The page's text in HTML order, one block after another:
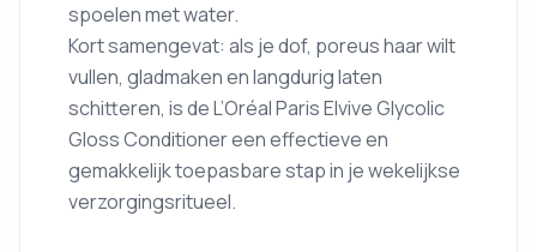
spoelen met water.
Kort samengevat: als je dof, poreus haar wilt
vullen, gladmaken en langdurig laten
schitteren, is de L’Oréal Paris Elvive Glycolic
Gloss Conditioner een effectieve en
gemakkelijk toepasbare stap in je wekelijkse
verzorgingsritueel.